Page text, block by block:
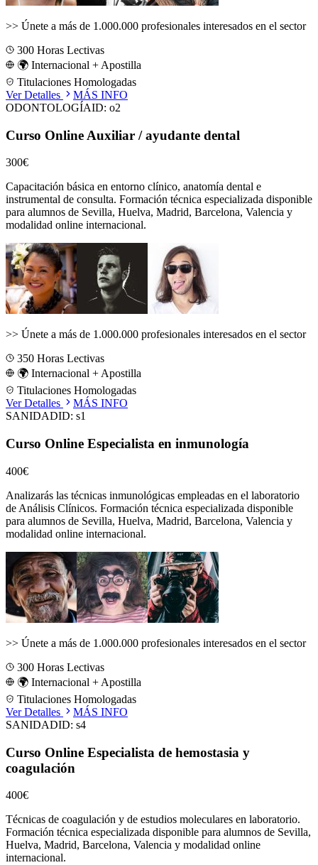
>> Únete a más de 1.000.000 profesionales interesados en el sector
300 Horas Lectivas
🌍 Internacional + Apostilla
Titulaciones Homologadas
Ver Detalles
MÁS INFO
ODONTOLOGÍAID: o2
Curso Online Auxiliar / ayudante dental
300€
Capacitación básica en entorno clínico, anatomía dental e
instrumental de consulta. Formación técnica especializada disponible
para alumnos de Sevilla, Huelva, Madrid, Barcelona, Valencia y
modalidad online internacional.
>> Únete a más de 1.000.000 profesionales interesados en el sector
350 Horas Lectivas
🌍 Internacional + Apostilla
Titulaciones Homologadas
Ver Detalles
MÁS INFO
SANIDADID: s1
Curso Online Especialista en inmunología
400€
Analizarás las técnicas inmunológicas empleadas en el laboratorio
de Análisis Clínicos. Formación técnica especializada disponible
para alumnos de Sevilla, Huelva, Madrid, Barcelona, Valencia y
modalidad online internacional.
>> Únete a más de 1.000.000 profesionales interesados en el sector
300 Horas Lectivas
🌍 Internacional + Apostilla
Titulaciones Homologadas
Ver Detalles
MÁS INFO
SANIDADID: s4
Curso Online Especialista de hemostasia y
coagulación
400€
Técnicas de coagulación y de estudios moleculares en laboratorio.
Formación técnica especializada disponible para alumnos de Sevilla,
Huelva, Madrid, Barcelona, Valencia y modalidad online
internacional.